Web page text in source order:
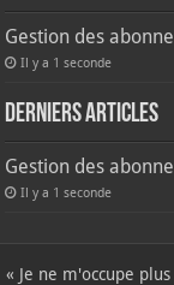
Gestion des
Il y a 1 seconde
Derniers articles
Gestion des
Il y a 1 seconde
« Je ne m'occupe